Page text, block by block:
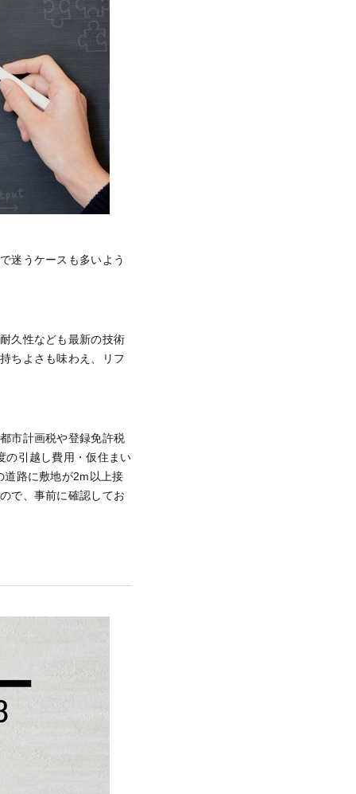
迷うケースも多いよう
久性なども最新の技術
ちよさも味わえ、リフ
市計画税や登録免許税
の引越し費用・仮住まい
道路に敷地が2m以上接
で、事前に確認してお